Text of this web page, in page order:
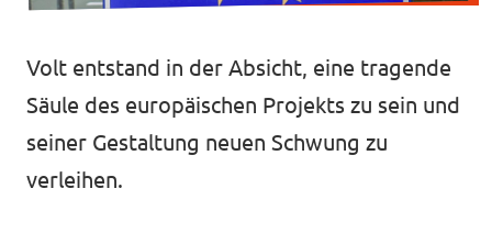
Volt Deutschland Merchandise Shop
Startseite Volt Düsseldorf
Volt entstand in der Absicht, eine tragende
Säule des europäischen Projekts zu sein und
seiner Gestaltung neuen Schwung zu
verleihen.